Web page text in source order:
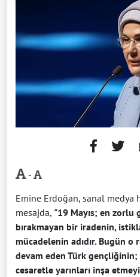
-
Emine Erdoğan, sanal medya
mesajda, "19 Mayıs; en
bırakmayan bir iradenin,
mücadelenin adıdır. Bugün
devam eden Türk gençliğinin;
cesaretle yarınları inşa